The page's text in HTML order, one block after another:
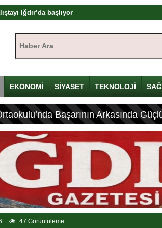
Iğdır’da başlıyor
Davulunu Kırdı
Mirası
4 Yaralı
EKONOMİ SİYASET TEKNOLOJİ
Başarının Arkasında
47 Görüntüleme